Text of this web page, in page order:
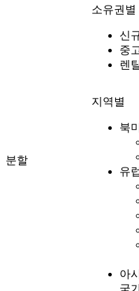
분할
소유권별
신
중
렌
지역별
북
유
아
국